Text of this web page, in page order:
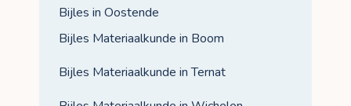
Bijles in Oostende
Bijles Materiaalkunde in Boom
Bijles Materiaalkunde in Ternat